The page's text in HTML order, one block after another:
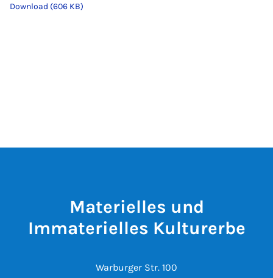
Download (606 KB)
Materielles und
Immaterielles Kulturerbe
Warburger Str. 100